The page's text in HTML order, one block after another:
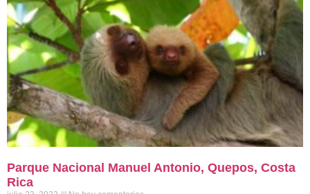
Parque Nacional Manuel Antonio, Quepos, Costa
Rica